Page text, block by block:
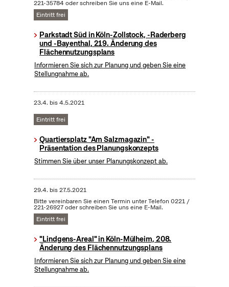
221-35784 oder schreiben Sie uns eine E-Mail.
Eintritt frei
Parkstadt Süd in Köln-Zollstock, -Raderberg
und -Bayenthal, 219. Änderung des
Flächennutzungsplans
Informieren Sie sich zur Planung und geben Sie eine
Stellungnahme ab.
23.4. bis4.5.2021
Eintritt frei
Quartiersplatz "Am Salzmagazin" -
Präsentation des Planungskonzepts
Stimmen Sie über unser Planungskonzept ab.
29.4. bis27.5.2021
Bitte vereinbaren Sie einen Termin unter Telefon 0221 /
221-26927 oder schreiben Sie uns eine E-Mail.
Eintritt frei
"Lindgens-Areal" in Köln-Mülheim, 208.
Änderung des Flächennutzungsplans
Informieren Sie sich zur Planung und geben Sie eine
Stellungnahme ab.